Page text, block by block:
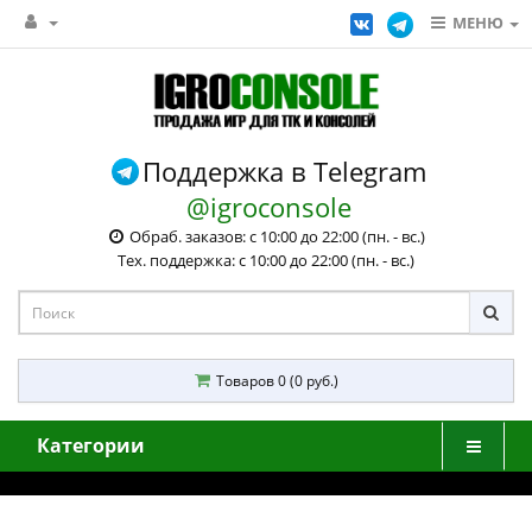
МЕНЮ
Поддержка в Telegram
@igroconsole
Обраб. заказов: с 10:00 до 22:00 (пн. - вс.)
Тех. поддержка: с 10:00 до 22:00 (пн. - вс.)
Товаров 0 (0 руб.)
Категории